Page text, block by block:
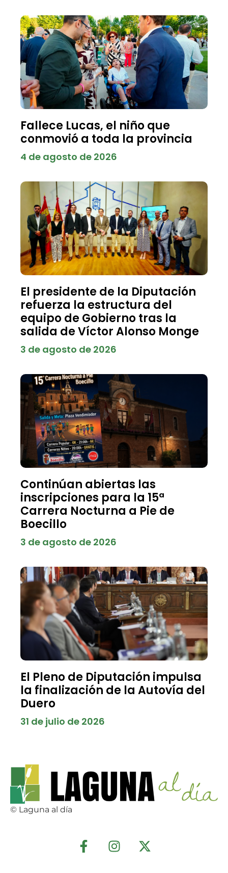
Fallece Lucas, el niño que
conmovió a toda la provincia
4 de agosto de 2026
El presidente de la Diputación
refuerza la estructura del
equipo de Gobierno tras la
salida de Víctor Alonso Monge
3 de agosto de 2026
Continúan abiertas las
inscripciones para la 15ª
Carrera Nocturna a Pie de
Boecillo
3 de agosto de 2026
El Pleno de Diputación impulsa
la finalización de la Autovía del
Duero
31 de julio de 2026
© Laguna al día